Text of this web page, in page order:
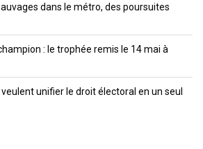
dans le métro, des poursuites
: le trophée remis le 14 mai à
unifier le droit électoral en un seul